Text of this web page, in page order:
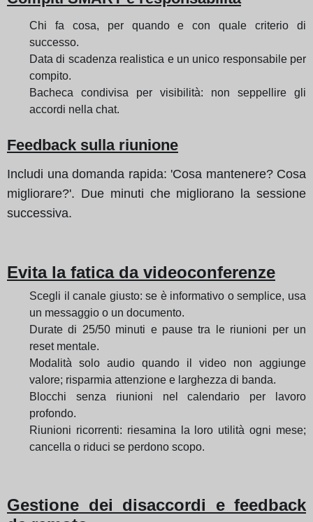
Chi fa cosa, per quando e con quale criterio di
successo.
Data di scadenza realistica e un unico responsabile per
compito.
Bacheca condivisa per visibilità: non seppellire gli
accordi nella chat.
Feedback sulla riunione
Includi una domanda rapida: 'Cosa mantenere? Cosa
migliorare?'. Due minuti che migliorano la sessione
successiva.
Evita la fatica da videoconferenze
Scegli il canale giusto: se è informativo o semplice, usa
un messaggio o un documento.
Durate di 25/50 minuti e pause tra le riunioni per un
reset mentale.
Modalità solo audio quando il video non aggiunge
valore; risparmia attenzione e larghezza di banda.
Blocchi senza riunioni nel calendario per lavoro
profondo.
Riunioni ricorrenti: riesamina la loro utilità ogni mese;
cancella o riduci se perdono scopo.
Gestione dei disaccordi e feedback